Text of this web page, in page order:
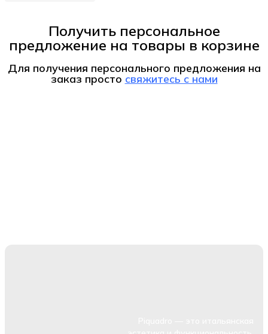
Получить персональное
предложение на товары в корзине
Для получения персонального предложения на
заказ просто свяжитесь с нами